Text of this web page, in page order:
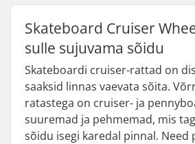
Skateboard Cruiser
sulle sujuvama sõidu
Skateboardi cruiser-rattad on
saaksid linnas vaevata sõita.
ratastega on cruiser- ja
suuremad ja pehmemad, mis
sõidu isegi karedal pinnal. Need